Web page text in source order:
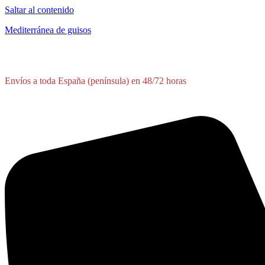
Saltar al contenido
Mediterránea de guisos
Envíos a toda España (península) en 48/72 horas